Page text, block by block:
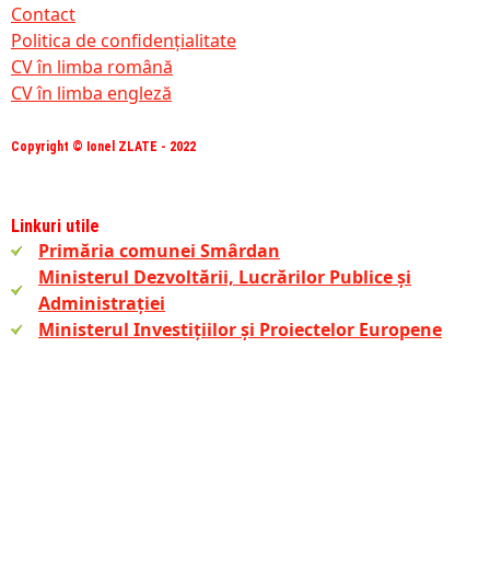
Contact
Politica de confidențialitate
CV în limba română
CV în limba engleză
Copyright © Ionel ZLATE - 2022
Linkuri utile
Primăria comunei Smârdan
Ministerul Dezvoltării, Lucrărilor Publice și
Administrației
Ministerul Investițiilor și Proiectelor Europene